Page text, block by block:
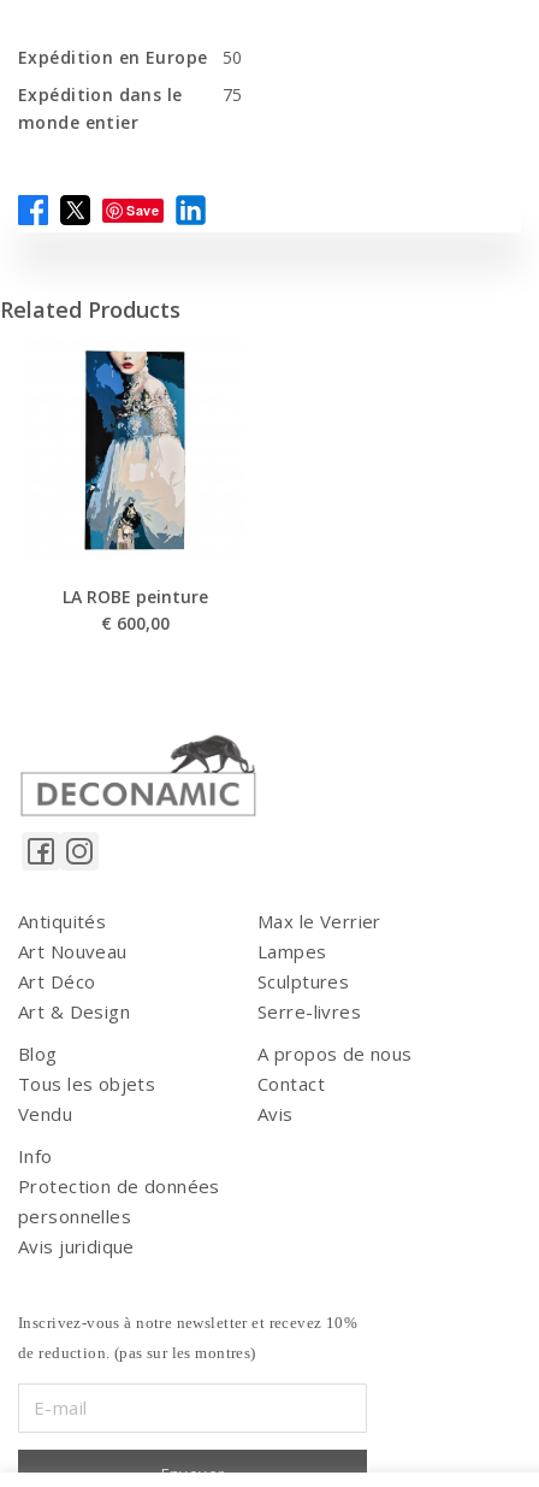
Expédition en Europe
50
Expédition dans le
monde entier
75
Save
Related Products
LA ROBE peinture
€ 600,00
Antiquités
Art Nouveau
Art Déco
Art & Design
Max le Verrier
Lampes
Sculptures
Serre-livres
Blog
Tous les objets
Vendu
A propos de nous
Contact
Avis
Info
Protection de données
personnelles
Avis juridique
Inscrivez-vous à notre newsletter et recevez 10%
de reduction. (pas sur les montres)